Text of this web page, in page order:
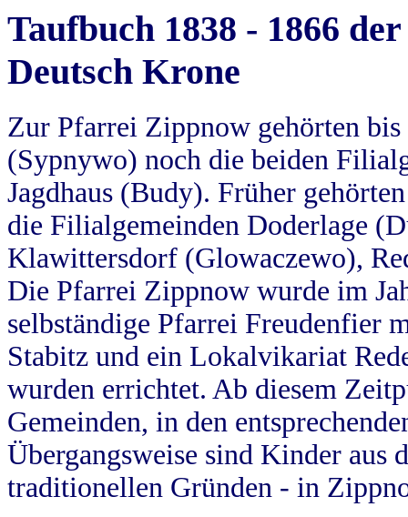
Taufbuch 1838 - 1866
Deutsch Krone
Zur Pfarrei Zippnow gehörten
(Sypnywo) noch die beiden
Jagdhaus (Budy). Früher
die Filialgemeinden Doderlage
Klawittersdorf (Glowaczewo),
Die Pfarrei Zippnow wurde im
selbständige Pfarrei Freudenfier
Stabitz und ein Lokalvikariat
wurden errichtet. Ab diesem
Gemeinden, in den
Übergangsweise sind Kinder aus
traditionellen Gründen - in